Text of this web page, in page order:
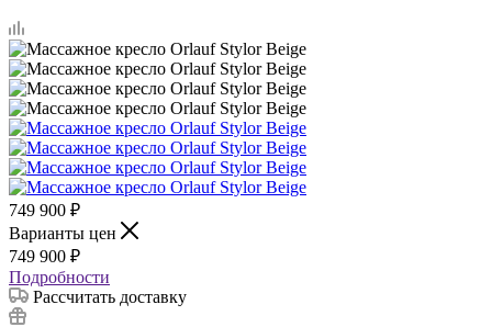
749 900 ₽
Варианты цен
749 900 ₽
Подробности
Рассчитать доставку